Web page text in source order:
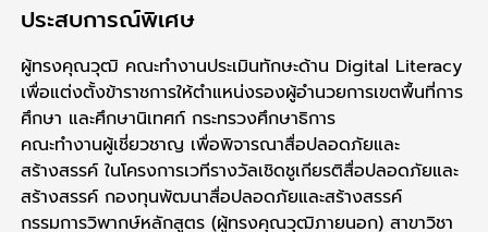
ประสบการณ์พิเศษ
ผู้ทรงคุณวุฒิ คณะทำงานประเมินทักษะด้าน Digital Literacy
เพื่อแต่งตั้งข้าราชการให้ตำแหน่งรองผู้อำนวยการเขตพื้นที่การ
ศึกษา และศึกษานิเทศก์ กระทรวงศึกษาธิการ
คณะทำงานผู้เชี่ยวชาญ เพื่อพิจารณาสื่อปลอดภัยและ
สร้างสรรค์ ในโครงการเวทีรางวัลเชิดชูเกียรติสื่อปลอดภัยและ
สร้างสรรค์ กองทุนพัฒนาสื่อปลอดภัยและสร้างสรรค์
กรรมการวิพากษ์หลักสูตร (ผู้ทรงคุณวุฒิภายนอก) สาขาวิชา